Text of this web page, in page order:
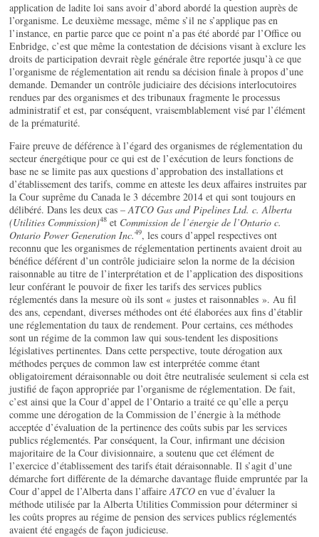
application de ladite loi sans avoir d’abord abordé la question auprès de
l’organisme. Le deuxième message, même s’il ne s’applique pas en
l’instance, en partie parce que ce point n’a pas été abordé par l’Office ou
Enbridge, c’est que même la contestation de décisions visant à exclure les
droits de participation devrait règle générale être reportée jusqu’à ce que
l’organisme de réglementation ait rendu sa décision finale à propos d’une
demande. Demander un contrôle judiciaire des décisions interlocutoires
rendues par des organismes et des tribunaux fragmente le processus
administratif et est, par conséquent, vraisemblablement visé par l’élément
de la prématurité.
Faire preuve de déférence à l’égard des organismes de réglementation du
secteur énergétique pour ce qui est de l’exécution de leurs fonctions de
base ne se limite pas aux questions d’approbation des installations et
d’établissement des tarifs, comme en atteste les deux affaires instruites par
la Cour suprême du Canada le 3 décembre 2014 et qui sont toujours en
délibéré. Dans les deux cas –ATCO Gas and Pipelines Ltd. c. Alberta
(Utilities Commission)48 et Commission de l’énergie de l’Ontario c.
Ontario Power Generation Inc.49, les cours d’appel respectives ont
reconnu que les organismes de réglementation pertinents avaient droit au
bénéfice déférent d’un contrôle judiciaire selon la norme de la décision
raisonnable au titre de l’interprétation et de l’application des dispositions
leur conférant le pouvoir de fixer les tarifs des services publics
réglementés dans la mesure où ils sont « justes et raisonnables ». Au fil
des ans, cependant, diverses méthodes ont été élaborées aux fins d’établir
une réglementation du taux de rendement. Pour certains, ces méthodes
sont un régime de la common law qui sous-tendent les dispositions
législatives pertinentes. Dans cette perspective, toute dérogation aux
méthodes perçues de common law est interprétée comme étant
obligatoirement déraisonnable ou doit être neutralisée seulement si cela est
justifié de façon appropriée par l’organisme de réglementation. De fait,
c’est ainsi que la Cour d’appel de l’Ontario a traité ce qu’elle a perçu
comme une dérogation de la Commission de l’énergie à la méthode
acceptée d’évaluation de la pertinence des coûts subis par les services
publics réglementés. Par conséquent, la Cour, infirmant une décision
majoritaire de la Cour divisionnaire, a soutenu que cet élément de
l’exercice d’établissement des tarifs était déraisonnable. Il s’agit d’une
démarche fort différente de la démarche davantage fluide empruntée par la
Cour d’appel de l’Alberta dans l’affaireATCOen vue d’évaluer la
méthode utilisée par la Alberta Utilities Commission pour déterminer si
les coûts propres au régime de pension des services publics réglementés
avaient été engagés de façon judicieuse.